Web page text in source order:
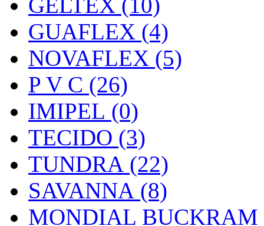
GUAFLEX (4)
NOVAFLEX (5)
P V C (26)
IMIPEL (0)
TECIDO (3)
TUNDRA (22)
SAVANNA (8)
MONDIAL BUCKRAM